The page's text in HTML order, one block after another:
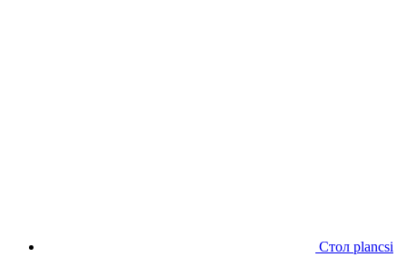
Стол plancsi